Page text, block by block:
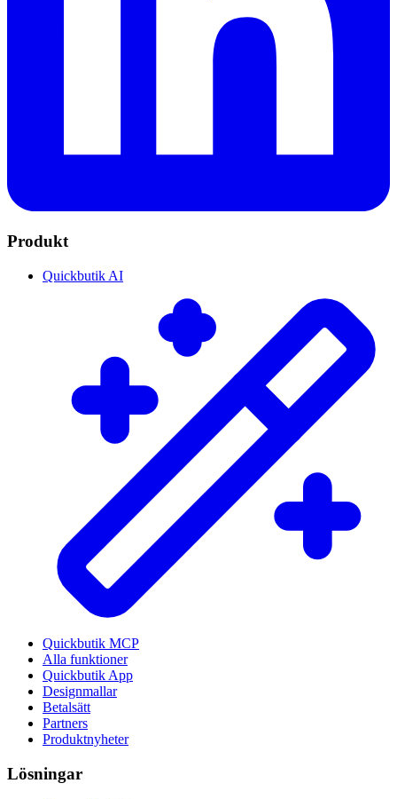
Produkt
Quickbutik AI
Quickbutik MCP
Alla funktioner
Quickbutik App
Designmallar
Betalsätt
Partners
Produktnyheter
Lösningar